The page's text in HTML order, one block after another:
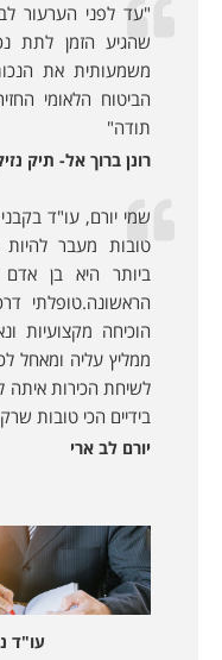
"עד לפני הערעור
שהגיע הזמן לתת
משמעותית את
הביטוח הלאומי
תודה"
רונן ברוך אל- תיק
שמי יורם, עו"ד
טובות מעבר
ביותר היא בן
הראשונה.טופלתי
הוכיחה מקצועיות
ממליץ עליה ומאחל
לשיחת הכירות איתה
בידיים הכי טובות שרק
יורם לב ארי
עו"ד